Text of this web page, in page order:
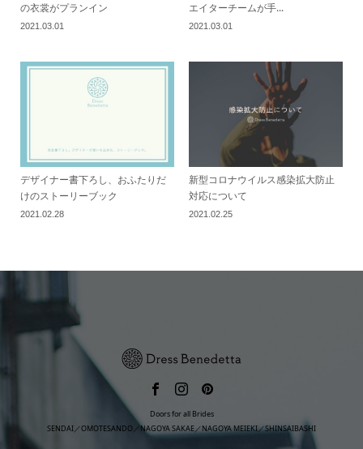
の衣裳がプランイン
2021.03.01
エイターチームが手...
2021.03.01
デザイナー書下ろし、おふたりだ
けのストーリーブック
2021.02.28
新型コロナウイルス感染拡大防止
対応について
2021.02.25
Doors for all Brides
SENDAI／OMOTESANDO／NAGOYA SAKAE／NAGOYA MEIEKI／SHINSAIBASHI